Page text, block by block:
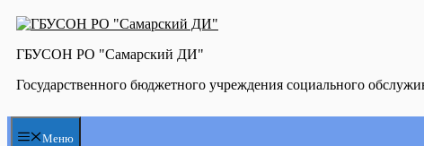
Перейти
содержимому
ГБУСОН РО "Самарский ДИ"
Государственного бюджетного учреждения социального
Меню